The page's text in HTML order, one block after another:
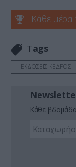
Κάθε μέρα
Tags
ΕΚΔΟΣΕΙΣ ΚΕΔΡΟΣ
Κάθε βδομάδα